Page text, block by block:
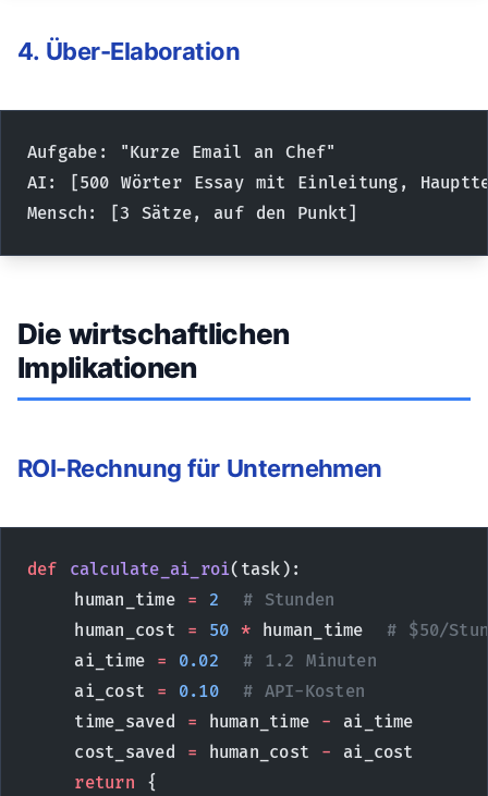
4. Über-Elaboration
Aufgabe: "Kurze Email an Chef"
AI: [500 Wörter Essay mit Einleitung,
Mensch: [3 Sätze, auf den Punkt]
Die wirtschaftlichen
Implikationen
ROI-Rechnung für Unternehmen
def calculate_ai_roi(task):
    human_time
= 2
  # Stunden
    human_cost
= 50 * human_time # $50/
    ai_time
= 0.02
  # 1.2 Minuten
    ai_cost
= 0.10
  # API-Kosten
    time_saved
= human_time - ai_time
    cost_saved
= human_cost - ai_cost
    return
{